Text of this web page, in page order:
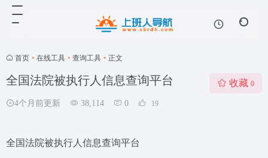
首页 • 在线工具 • 查询工具 • 正文
全国法院被执行人信息查询平台
4个月前更新 38,114 0 19
收藏 0
全国法院被执行人信息查询平台